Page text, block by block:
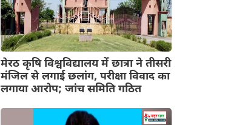
मेरठ कृषि विश्वविद्यालय में छात्रा ने तीसरी
मंजिल से लगाई छलांग, परीक्षा विवाद का
लगाया आरोप; जांच समिति गठित